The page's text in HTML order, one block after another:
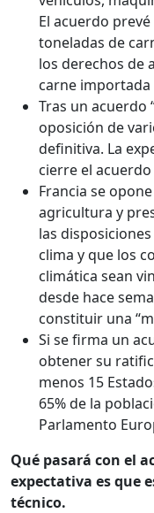
El acuerdo
toneladas de
los derechos de
carne importada
Tras un acuerdo
oposición de
definitiva. La
cierre el
Francia se
agricultura y
las
clima y que los
climática sean
desde hace
constituir una
Si se firma un
obtener su
menos 15
65% de la
Parlamento
Qué pasará con el
expectativa es que
técnico.